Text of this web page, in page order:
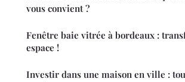
vous convient ?
Fenêtre baie vitrée à bordeaux :
espace !
Investir dans une maison en ville :